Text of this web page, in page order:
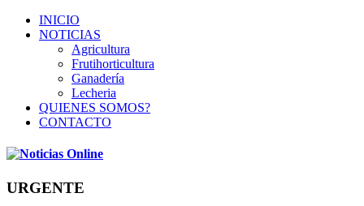
INICIO
NOTICIAS
Agricultura
Frutihorticultura
Ganadería
Lecheria
QUIENES SOMOS?
CONTACTO
URGENTE